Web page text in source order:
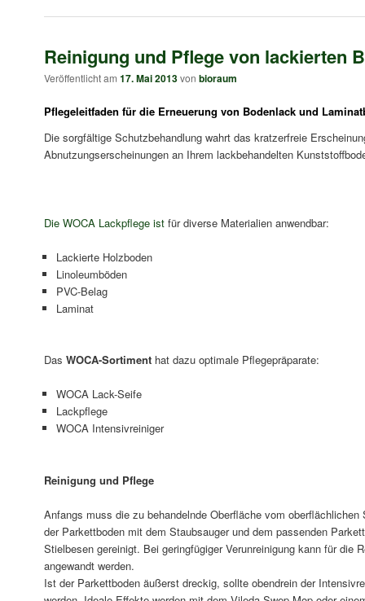
Reinigung und Pflege von lackierten
Veröffentlicht am 17. Mai 2013von bioraum
Pflegeleitfaden für die Erneuerung von Bodenlack und
Die sorgfältige Schutzbehandlung wahrt das kratzerfreie
Abnutzungserscheinungen an Ihrem lackbehandelten
Die WOCA Lackpflege istfür diverse Materialien anwendbar:
Lackierte Holzboden
Linoleumböden
PVC-Belag
Laminat
Das WOCA-Sortimenthat dazu optimale Pflegepräparate:
WOCA Lack-Seife
Lackpflege
WOCA Intensivreiniger
Reinigung und Pflege
Anfangs muss die zu behandelnde Oberfläche vom oberflächlichen
der Parkettboden mit dem Staubsauger und dem passenden
Stielbesen gereinigt. Bei geringfügiger Verunreinigung kann für die
angewandt werden.
Ist der Parkettboden äußerst dreckig, sollte obendrein der